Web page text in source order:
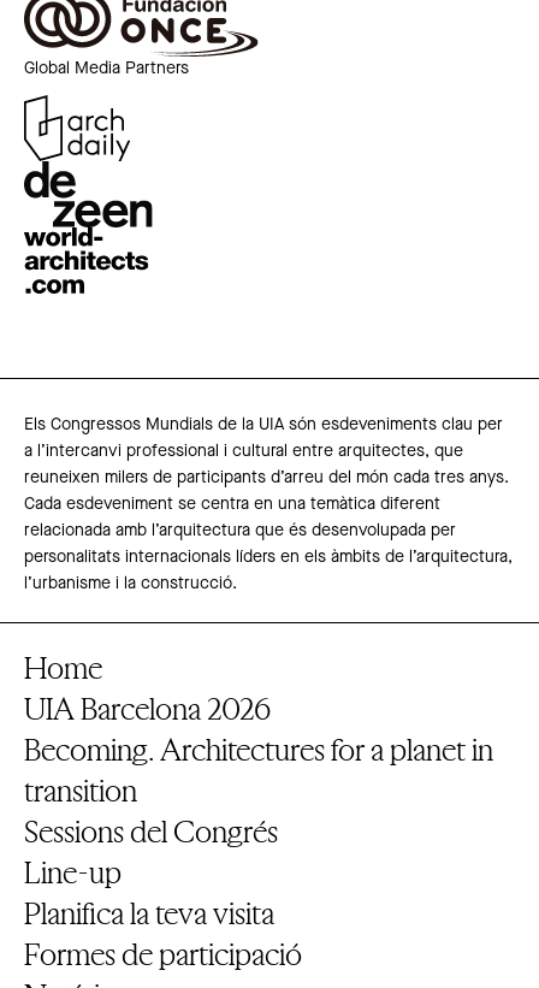
Global Media Partners
Els Congressos Mundials de la UIA són esdeveniments clau per
a l’intercanvi professional i cultural entre arquitectes, que
reuneixen milers de participants d’arreu del món cada tres anys.
Cada esdeveniment se centra en una temàtica diferent
relacionada amb l’arquitectura que és desenvolupada per
personalitats internacionals líders en els àmbits de l’arquitectura,
l’urbanisme i la construcció.
Home
UIA Barcelona 2026
Becoming. Architectures for a planet in
transition
Sessions del Congrés
Line-up
Planifica la teva visita
Formes de participació